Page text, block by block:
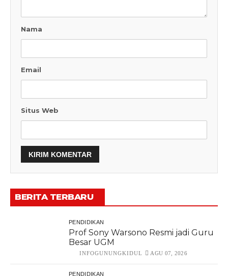
Nama
Email
Situs Web
BERITA TERBARU
PENDIDIKAN
Prof Sony Warsono Resmi jadi Guru
Besar UGM
INFOGUNUNGKIDUL AGU 07, 2026
PENDIDIKAN